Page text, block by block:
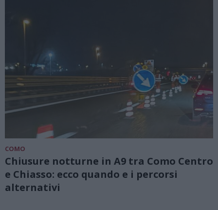
COMO
Chiusure notturne in A9 tra Como Centro
e Chiasso: ecco quando e i percorsi
alternativi